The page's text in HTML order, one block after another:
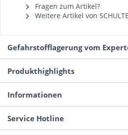
Fragen zum Artikel?
Weitere Artikel von
Gefahrstofflagerung vom
Produkthighlights
Informationen
Service Hotline